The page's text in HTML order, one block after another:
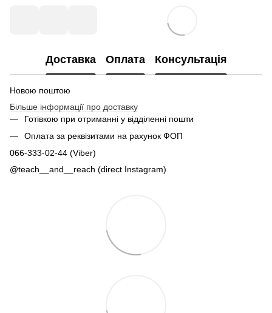
Доставка Оплата Консультація
Новою поштою
Більше інформації про доставку
Готівкою при отриманні у відділенні пошти
Оплата за реквізитами на рахунок ФОП
066-333-02-44 (Viber)
@teach__and__reach (direct Instagram)